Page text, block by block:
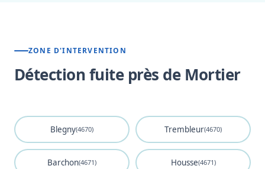
ZONE D'INTERVENTION
Détection fuite près de Mortier
Blegny(4670) Trembleur(4670)
Barchon(4671) Housse(4671)